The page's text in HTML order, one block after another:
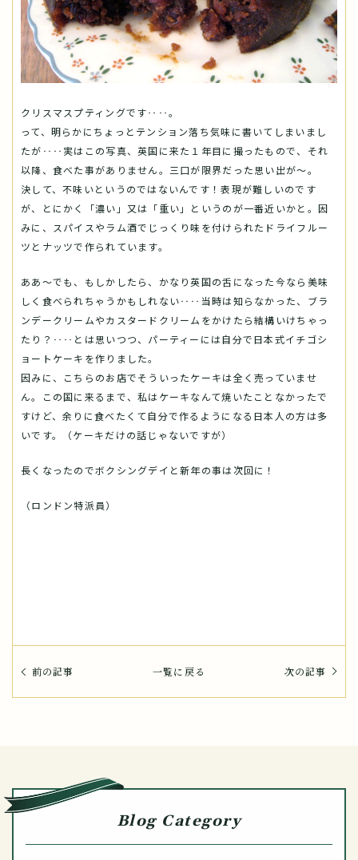
クリスマスプティングです‥‥。
って、明らかにちょっとテンション落ち気味に書いてしまいまし
たが‥‥実はこの写真、英国に来た１年目に撮ったもので、それ
以降、食べた事がありません。三口が限界だった思い出が～。
決して、不味いというのではないんです！表現が難しいのです
が、とにかく「濃い」又は「重い」というのが一番近いかと。因
みに、スパイスやラム酒でじっくり味を付けられたドライフルー
ツとナッツで作られています。
ああ～でも、もしかしたら、かなり英国の舌になった今なら美味
しく食べられちゃうかもしれない‥‥当時は知らなかった、ブラ
ンデークリームやカスタードクリームをかけたら結構いけちゃっ
たり？‥‥とは思いつつ、パーティーには自分で日本式イチゴシ
ョートケーキを作りました。
因みに、こちらのお店でそういったケーキは全く売っていませ
ん。この国に来るまで、私はケーキなんて焼いたことなかったで
すけど、余りに食べたくて自分で作るようになる日本人の方は多
いです。（ケーキだけの話じゃないですが）
長くなったのでボクシングデイと新年の事は次回に！
（ロンドン特派員）
前の記事 一覧に戻る 次の記事
Blog Category